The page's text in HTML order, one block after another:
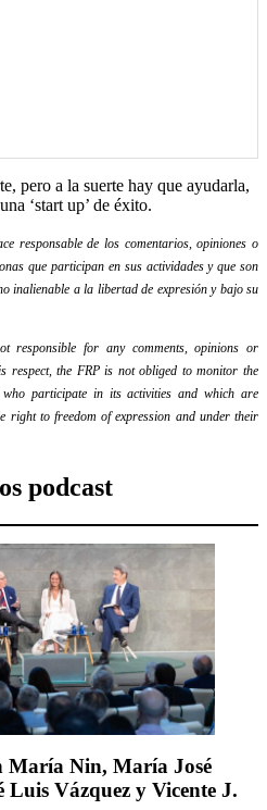
pero a la suerte hay que ayudarla,
‘start up’ de éxito.
responsable de los comentarios, opiniones o
que participan en sus actividades y que son
inalienable a la libertad de expresión y bajo su
responsible for any comments, opinions or
respect, the FRP is not obliged to monitor the
participate in its activities and which are
right to freedom of expression and under their
podcast
María Nin, María José
Luis Vázquez y Vicente J.